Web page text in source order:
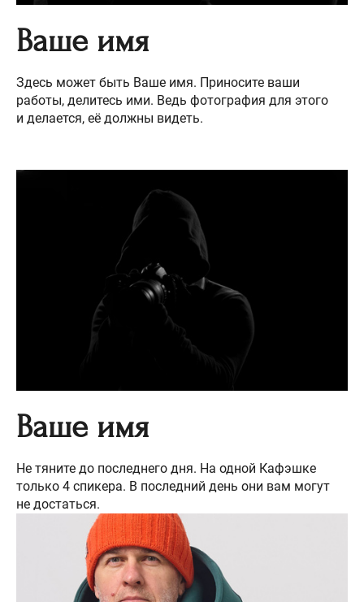
Ваше имя
Здесь может быть Ваше имя. Приносите ваши
работы, делитесь ими. Ведь фотография для этого
и делается, её должны видеть.
Ваше имя
Не тяните до последнего дня. На одной Кафэшке
только 4 спикера. В последний день они вам могут
не достаться.